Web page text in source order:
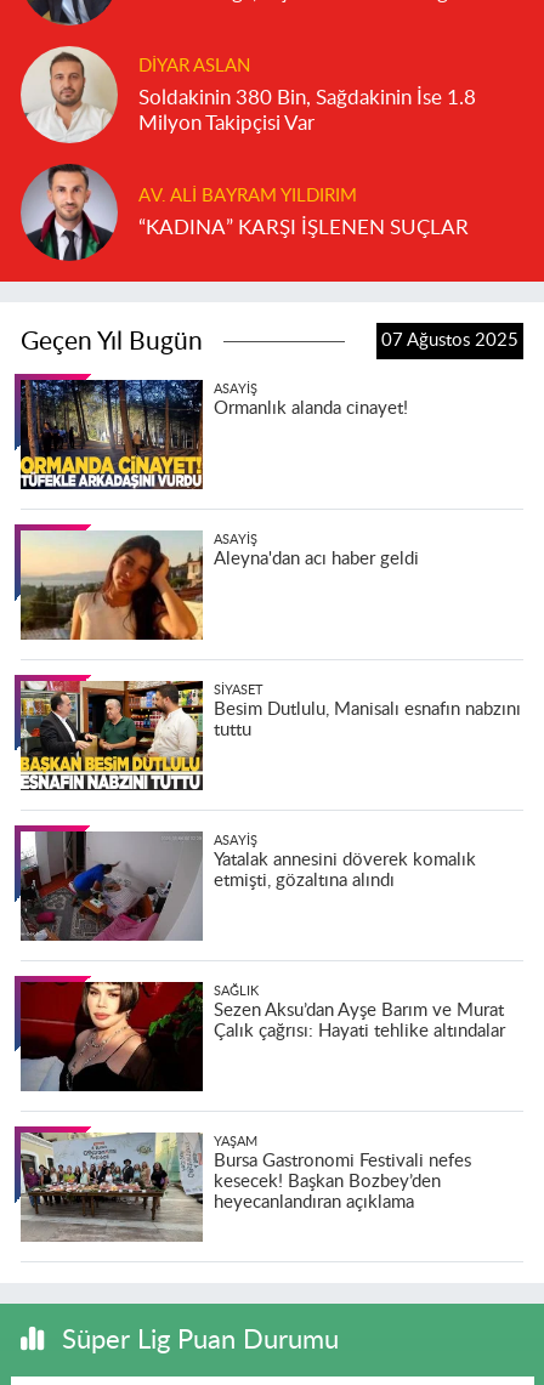
DIYAR ASLAN
Soldakinin 380 Bin, Sağdakinin İse 1.8
Milyon Takipçisi Var
AV. ALI BAYRAM YILDIRIM
“KADINA” KARŞI İŞLENEN SUÇLAR
Geçen Yıl Bugün 07 Ağustos 2025
ASAYIŞ
Ormanlık alanda cinayet!
ASAYIŞ
Aleyna'dan acı haber geldi
SIYASET
Besim Dutlulu, Manisalı esnafın nabzını
tuttu
ASAYIŞ
Yatalak annesini döverek komalık
etmişti, gözaltına alındı
SAĞLIK
Sezen Aksu’dan Ayşe Barım ve Murat
Çalık çağrısı: Hayati tehlike altındalar
YAŞAM
Bursa Gastronomi Festivali nefes
kesecek! Başkan Bozbey’den
heyecanlandıran açıklama
Süper Lig Puan Durumu